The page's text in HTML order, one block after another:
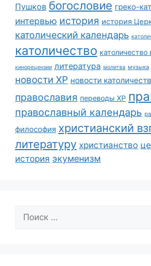
Пушков богословие греко-
интервью история история
католический календарь
католичество католичество
кинорецензии литература молитва музыка
новости ХР новости
православия переводы ХР
православный календарь
философия христианский
литературу христианство
история экуменизм
Поиск: